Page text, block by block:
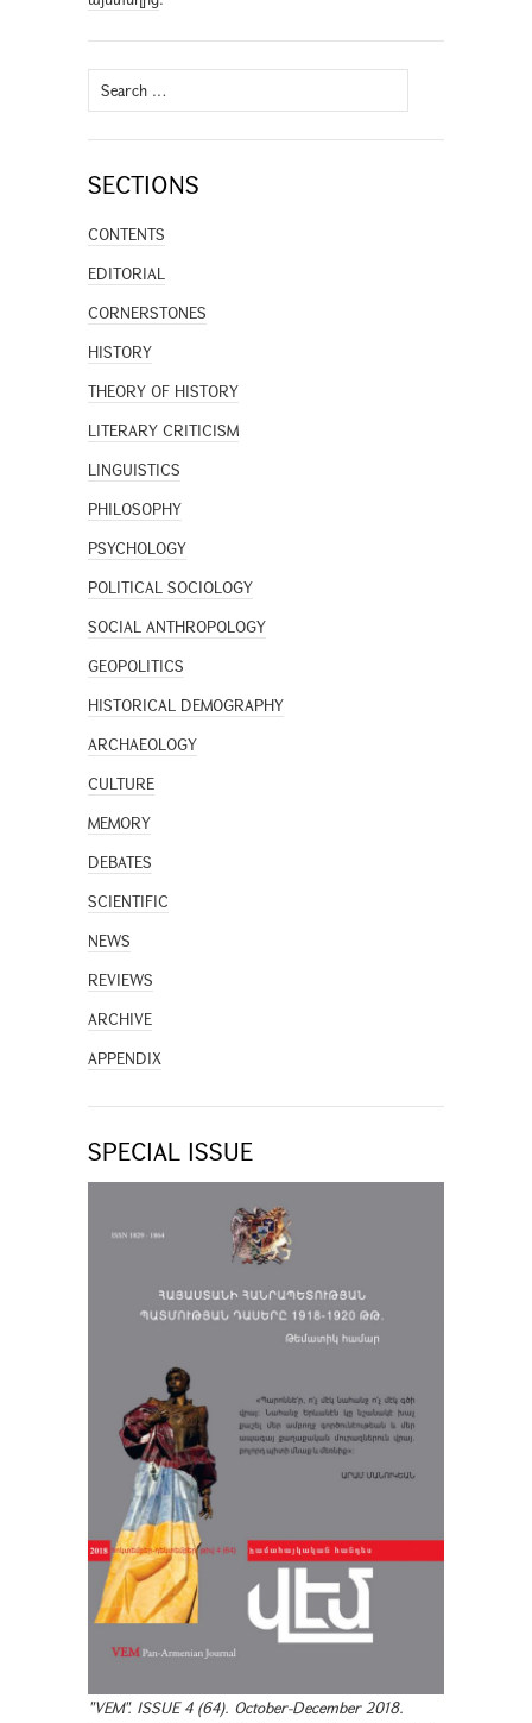
Search
for:
SECTIONS
CONTENTS
EDITORIAL
CORNERSTONES
HISTORY
THEORY OF HISTORY
LITERARY CRITICISM
LINGUISTICS
PHILOSOPHY
PSYCHOLOGY
POLITICAL SOCIOLOGY
SOCIAL ANTHROPOLOGY
GEOPOLITICS
HISTORICAL DEMOGRAPHY
ARCHAEOLOGY
CULTURE
MEMORY
DEBATES
SCIENTIFIC
NEWS
REVIEWS
ARCHIVE
APPENDIX
SPECIAL ISSUE
"VEM". ISSUE 4 (64). October-December 2018.